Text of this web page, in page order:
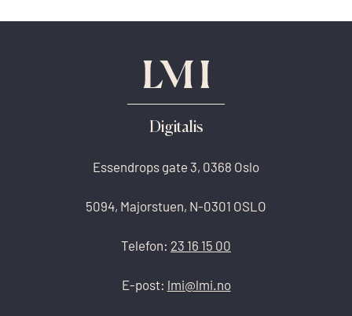
Digitalis
Essendrops gate 3, 0368 Oslo
5094, Majorstuen, N-0301 OSLO
Telefon: 23 16 15 00
E-post: lmi@lmi.no